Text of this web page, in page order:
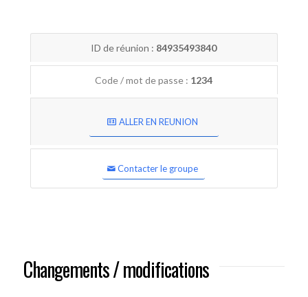
ID de réunion : 84935493840
Code / mot de passe : 1234
ALLER EN REUNION
Contacter le groupe
Changements / modifications